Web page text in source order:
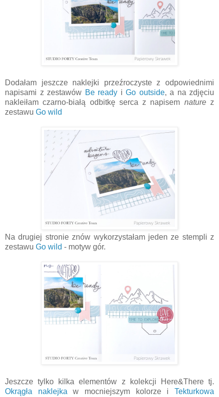
Dodałam jeszcze naklejki przeźroczyste z odpowiednimi
napisami z zestawów Be ready i Go outside, a na zdjęciu
nakleiłam czarno-białą odbitkę serca z napisem naturez
zestawu Go wild
Na drugiej stronie znów wykorzystałam jeden ze stempli z
zestawu Go wild - motyw gór.
Jeszcze tylko kilka elementów z kolekcji Here&There tj.
Okrągła naklejkaw mocniejszym kolorze iTekturkowa